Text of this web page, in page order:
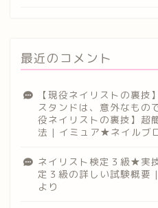
最近のコメント
【現役ネイリストの裏
スタンドは、意外なもの
役ネイリストの裏技】超
法 | イミュア★ネイルブ
ネイリスト検定３級★実
定３級の詳しい試験概
より